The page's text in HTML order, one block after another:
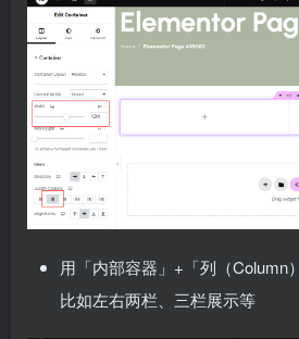
用「内部容器」+「列（Column
比如左右两栏、三栏展示等